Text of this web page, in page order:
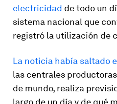
electricidad de todo un
sistema nacional que
registró la utilización de
La noticia había saltado
las centrales
de mundo, realiza
largo de un día y de qué